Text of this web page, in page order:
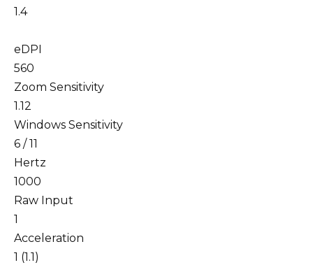
1.4
eDPI
560
Zoom Sensitivity
1.12
Windows Sensitivity
6 / 11
Hertz
1000
Raw Input
1
Acceleration
1 (1.1)